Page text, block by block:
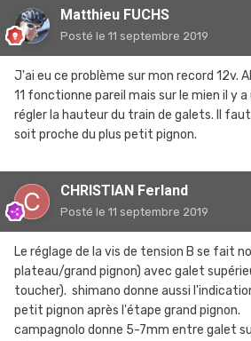
Matthieu FUCHS
Posté le 11 septembre 2019
J'ai eu ce problème sur mon record 12v.
11 fonctionne pareil mais sur le mien il y
régler la hauteur du train de galets. Il
soit proche du plus petit pignon.
CHRISTIAN Ferland
Posté le 11 septembre 2019
Le réglage de la vis de tension B se fait
plateau/grand pignon) avec galet
toucher). shimano donne aussi
petit pignon après l'étape grand pignon.
campagnolo donne 5-7mm entre galet